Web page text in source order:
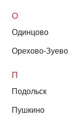
О
Одинцово
Орехово-Зуево
П
Подольск
Пушкино